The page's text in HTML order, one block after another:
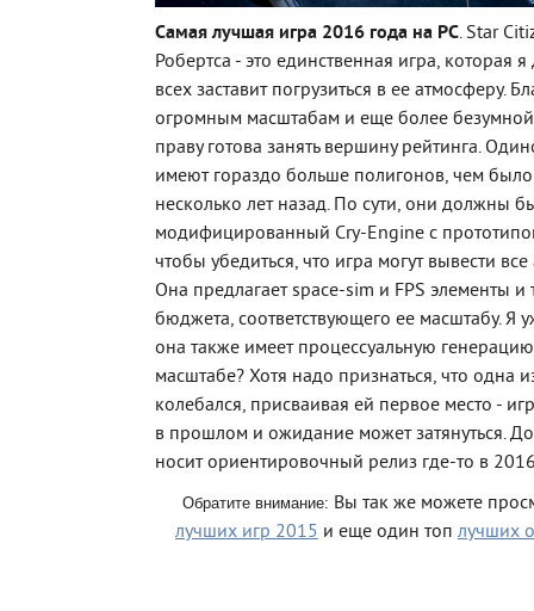
Самая лучшая игра 2016 года на PC. Star
Робертса - это единственная игра, которая
всех заставит погрузиться в ее атмосферу.
огромным масштабам и еще более
праву готова занять вершину рейтинга.
имеют гораздо больше полигонов, чем было
несколько лет назад. По сути, они должны
модифицированный Cry-Enginе с
чтобы убедиться, что игра могут вывести
Она предлагает space-sim и FPS элементы и
бюджета, соответствующего ее масштабу. Я
она также имеет процессуальную
масштабе? Хотя надо признаться, что одна
колебался, присваивая ей первое место -
в прошлом и ожидание может затянуться.
носит ориентировочный релиз где-то в
Обратите внимание: Вы так же можете
лучших игр 2015 и еще один топ лучших